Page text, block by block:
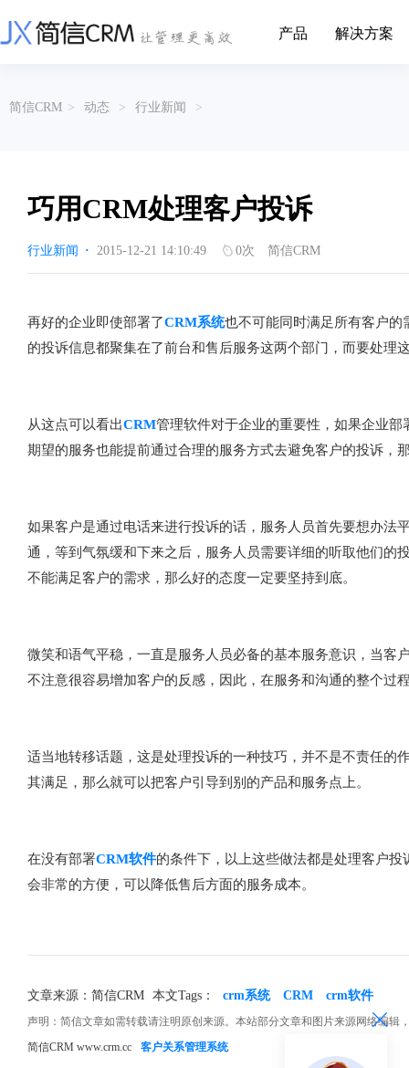
产品
营销云
从营销获客到商机转化的全流程管理
渠道云
融合分公司、经销商、总部伙伴管理
涵盖多种售前/后服务元素功能和接入
解决方案
挖现有客户价值以及开发更多新...
传媒企业自身由于数字化传媒的发
展，对其内部控制建设和完善也是...
进装修行业往
互联网等相关信息技术的发展是支撑
互联网金融模式发展的基石，给...
通过数字化方
享受个性化的
帮助文档
以CRM产品为基础的功能点
关于简信
简信CRM > 动态 > 行业新闻 >
巧用CRM处理客户投诉
行业新闻 · 2015-12-21 14:10:49 0次 简信CRM
再好的企业即使部署了CRM系统也不可能同时满足所有客户
的投诉信息都聚集在了前台和售后服务这两个部门，而要处理
从这点可以看出CRM管理软件对于企业的重要性，如果企业
期望的服务也能提前通过合理的服务方式去避免客户的投诉，
如果客户是通过电话来进行投诉的话，服务人员首先要想办法
通，等到气氛缓和下来之后，服务人员需要详细的听取他们的
不能满足客户的需求，那么好的态度一定要坚持到底。
微笑和语气平稳，一直是服务人员必备的基本服务意识，当客
不注意很容易增加客户的反感，因此，在服务和沟通的整个过
适当地转移话题，这是处理投诉的一种技巧，并不是不责任的
其满足，那么就可以把客户引导到别的产品和服务点上。
在没有部署CRM软件的条件下，以上这些做法都是处理客户
会非常的方便，可以降低售后方面的服务成本。
文章来源：简信CRM 本文Tags： crm系统 CRM crm软件
声明：简信文章如需转载请注明原创来源。本站部分文章和图片来源网络编
简信CRM www.crm.cc
客户关系管理系统